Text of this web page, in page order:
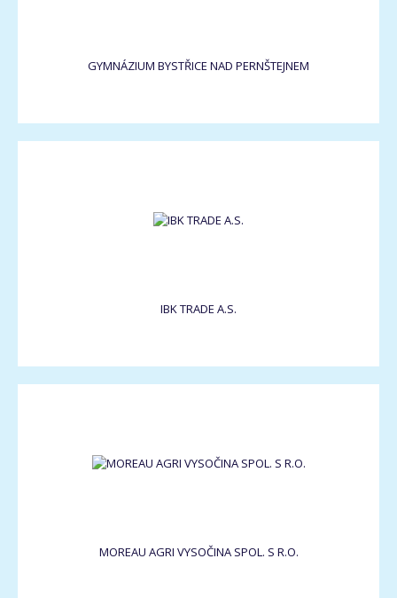
GYMNÁZIUM BYSTŘICE NAD PERNŠTEJNEM
IBK TRADE A.S.
MOREAU AGRI VYSOČINA SPOL. S R.O.